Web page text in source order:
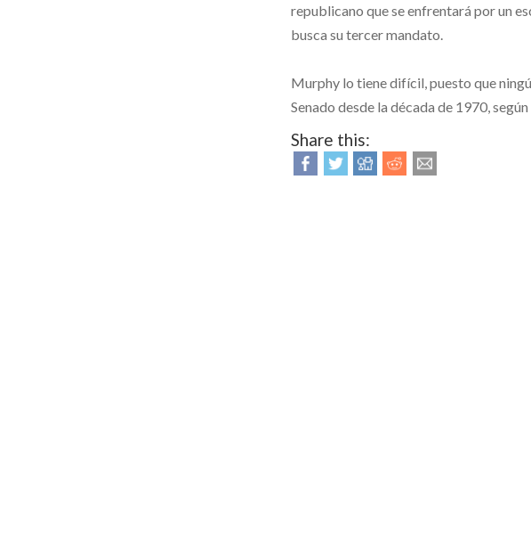
republicano que se enfrentará por un
busca su tercer mandato.
Murphy lo tiene difícil, puesto que
Senado desde la década de 1970,
Share this: